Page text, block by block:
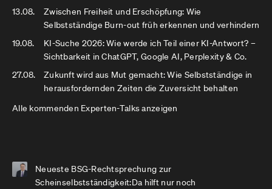
13.08.
Zwischen Freiheit und Erschöpfung: Wie
Selbstständige Burn-out früh erkennen und verhindern
19.08.
KI-Suche 2026: Wie werde ich Teil einer KI-Antwort? –
Sichtbarkeit in ChatGPT, Google AI, Perplexity & Co.
27.08.
Zukunft wird aus Mut gemacht: Wie Selbstständige in
herausfordernden Zeiten die Zuversicht behalten
Alle kommenden Experten-Talks anzeigen
Neueste BSG-Rechtsprechung zur
Scheinselbstständigkeit:Da hilft nur noch